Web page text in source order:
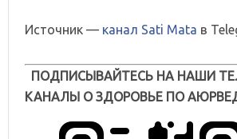
Источник — канал Sati Mata в
ПОДПИСЫВАЙТЕСЬ НА НАШИ
КАНАЛЫ О ЗДОРОВЬЕ ПО